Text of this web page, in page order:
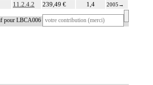
11.2.4.2 239,49 € 1,4 2005 →
pour LBCA006